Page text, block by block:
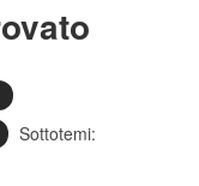
Sottotemi: